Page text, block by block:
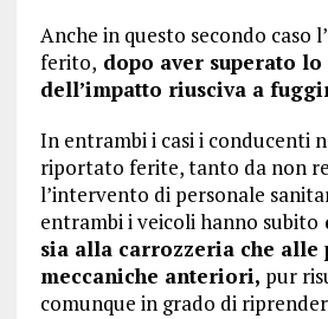
Anche in questo secondo caso
ferito, dopo aver superato lo
dell’impatto riusciva a
In entrambi i casi i conducenti
riportato ferite, tanto da non
l’intervento di personale
entrambi i veicoli hanno subito
sia alla carrozzeria che alle
meccaniche anteriori, pur
comunque in grado di